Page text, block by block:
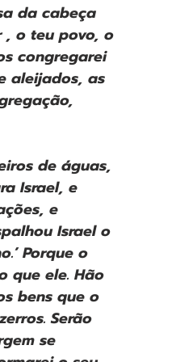
da cabeça
, o teu povo, o
congregarei
aleijados, as
de águas,
Israel, e
e
Israel o
Porque o
que ele. Hão
bens que o
Serão
se